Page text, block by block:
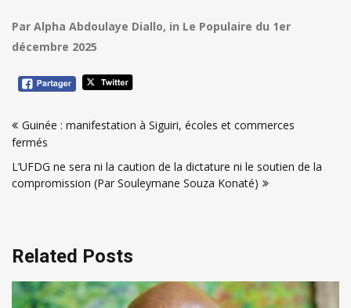
Par Alpha Abdoulaye Diallo, in Le Populaire du 1er
décembre 2025
de
l’article
Guinée : manifestation à Siguiri, écoles et commerces
fermés
L’UFDG ne sera ni la caution de la dictature ni le soutien de la
compromission (Par Souleymane Souza Konaté)
Related Posts